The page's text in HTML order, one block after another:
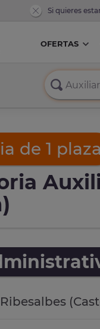
Si quieres
OFERTAS
de 1
Ribesalbes